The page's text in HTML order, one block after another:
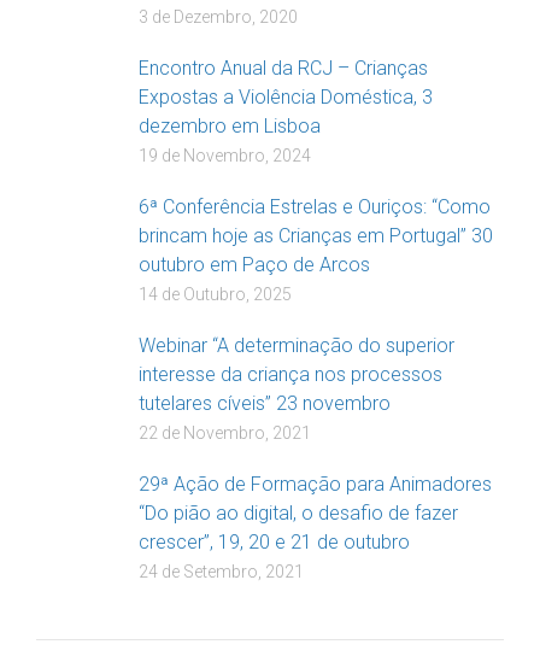
3 de Dezembro, 2020
Encontro Anual da RCJ – Crianças
Expostas a Violência Doméstica, 3
dezembro em Lisboa
19 de Novembro, 2024
6ª Conferência Estrelas e Ouriços: “Como
brincam hoje as Crianças em Portugal” 30
outubro em Paço de Arcos
14 de Outubro, 2025
Webinar “A determinação do superior
interesse da criança nos processos
tutelares cíveis” 23 novembro
22 de Novembro, 2021
29ª Ação de Formação para Animadores
“Do pião ao digital, o desafio de fazer
crescer”, 19, 20 e 21 de outubro
24 de Setembro, 2021